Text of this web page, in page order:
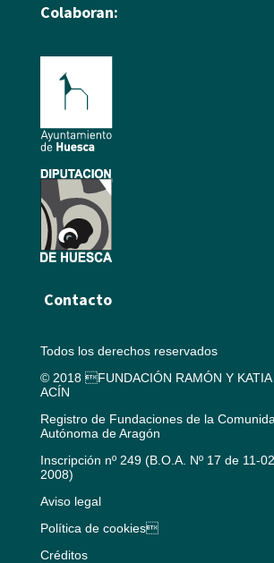
Colaboran:
Contacto
Todos los derechos reservados
© 2018 FUNDACIÓN RAMÓN Y KATIA
ACÍN
Registro de Fundaciones de la
Autónoma de Aragón
Inscripción nº 249 (B.O.A. Nº 17 de 11-
2008)
Aviso legal
Política de cookies
Créditos